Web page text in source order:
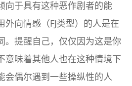
向于具有这种恶作剧者的能
外向情感（FJ类型）的人是在
。提醒自己，仅仅因为这是你
意味着其他人也在这种情境下
会偶尔遇到一些操纵性的人